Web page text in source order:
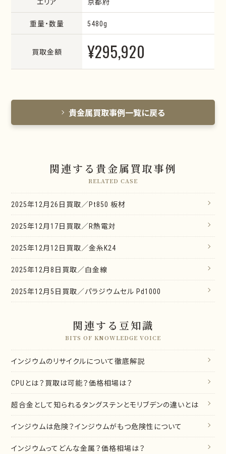
重量・数量 5480g
買取金額 ¥295,920
貴金属買取事例一覧に戻る
関連する貴金属買取事例
RELATED CASE
2025年12月26日買取／Pt850 板材
2025年12月17日買取／R熱電対
2025年12月12日買取／金糸K24
2025年12月8日買取／白金線
2025年12月5日買取／パラジウムセル Pd1000
関連する豆知識
BITS OF KNOWLEDGE VOICE
インジウムのリサイクルについて徹底解説
CPUとは？買取は可能？価格相場は？
超合金として知られるタングステンとモリブデンの違いとは
インジウムは危険？インジウムがもつ危険性について
インジウムってどんな金属？価格相場は？